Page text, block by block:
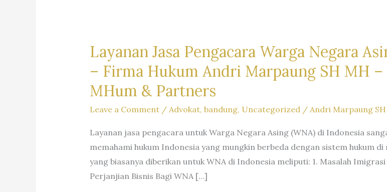
Layanan Jasa Pengacara Warga Negara
– Firma Hukum Andri Marpaung SH MH
MHum & Partners
Leave a Comment / Advokat, bandung, Uncategorized/ Andri Marpaung SH
Layanan jasa pengacara untuk Warga Negara Asing (WNA) di Indonesia
memahami hukum Indonesia yang mungkin berbeda dengan sistem hukum
yang biasanya diberikan untuk WNA di Indonesia meliputi: 1. Masalah
Perjanjian Bisnis Bagi WNA […]